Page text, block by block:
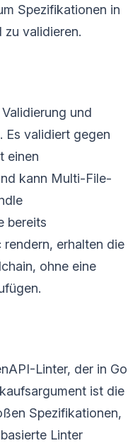
Spezifikationen in
zu validieren.
und
Es validiert gegen
einen
kann Multi-File-
bereits
erhalten die
ohne eine
Linter, der in Go
ist die
Spezifikationen,
Linter